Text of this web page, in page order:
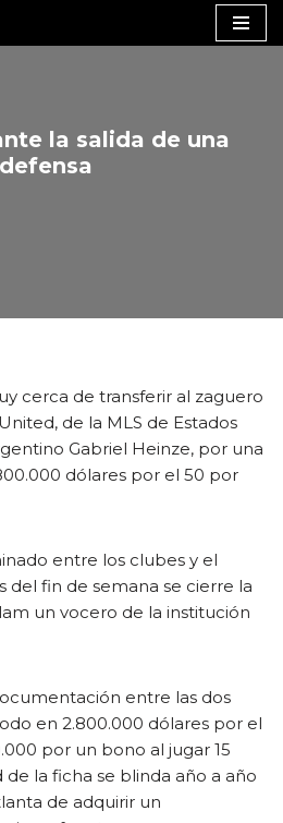
la salida de una
cerca de transferir al zaguero
de la MLS de Estados
Gabriel Heinze, por una
dólares por el 50 por
entre los clubes y el
del fin de semana se cierre la
un vocero de la institución
entre las dos
en 2.800.000 dólares por el
por un bono al jugar 15
la ficha se blinda año a año
de adquirir un